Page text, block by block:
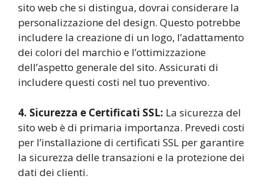
sito web che si distingua, dovrai considerare la
personalizzazione del design. Questo potrebbe
includere la creazione di un logo, l’adattamento
dei colori del marchio e l’ottimizzazione
dell’aspetto generale del sito. Assicurati di
includere questi costi nel tuo preventivo.
4. Sicurezza e Certificati SSL: La sicurezza del
sito web è di primaria importanza. Prevedi costi
per l’installazione di certificati SSL per garantire
la sicurezza delle transazioni e la protezione dei
dati dei clienti.